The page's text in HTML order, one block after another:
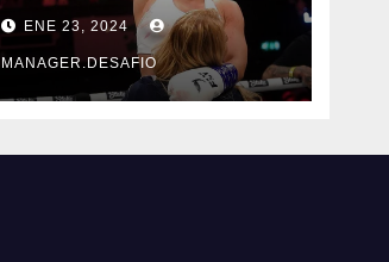
ahora quiere
triunfar en el ring​
ENE 23, 2024
MANAGER.DESAFIO